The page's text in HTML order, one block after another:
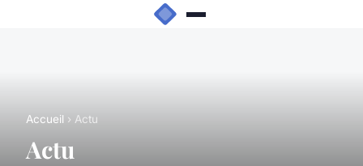
Accueil › Actu
Actu